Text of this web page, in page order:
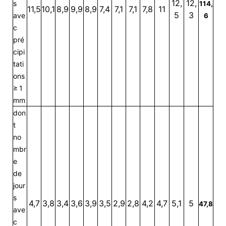
s
ave
c
pré
cipi
tati
ons
≥ 1
mm
11,510,1 8,9 9,9 8,9 7,4 7,1 7,1 7,8 11
12,
5
12,
3
114,
6
don
t
no
mbr
e
de
jour
s
ave
c
4,7 3,8 3,4 3,6 3,9 3,5 2,9 2,8 4,2 4,7 5,1 5 47,8